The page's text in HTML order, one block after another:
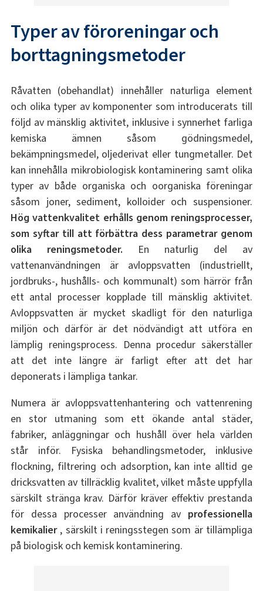
Typer av föroreningar och
borttagningsmetoder
Råvatten (obehandlat) innehåller naturliga element
och olika typer av komponenter som introducerats till
följd av mänsklig aktivitet, inklusive i synnerhet farliga
kemiska ämnen såsom gödningsmedel,
bekämpningsmedel, oljederivat eller tungmetaller. Det
kan innehålla mikrobiologisk kontaminering samt olika
typer av både organiska och oorganiska föreningar
såsom joner, sediment, kolloider och suspensioner.
Hög vattenkvalitet erhålls genom reningsprocesser,
som syftar till att förbättra dess parametrar genom
olika reningsmetoder. En naturlig del av
vattenanvändningen är avloppsvatten (industriellt,
jordbruks-, hushålls- och kommunalt) som härrör från
ett antal processer kopplade till mänsklig aktivitet.
Avloppsvatten är mycket skadligt för den naturliga
miljön och därför är det nödvändigt att utföra en
lämplig reningsprocess. Denna procedur säkerställer
att det inte längre är farligt efter att det har
deponerats i lämpliga tankar.
Numera är avloppsvattenhantering och vattenrening
en stor utmaning som ett ökande antal städer,
fabriker, anläggningar och hushåll över hela världen
står inför. Fysiska behandlingsmetoder, inklusive
flockning, filtrering och adsorption, kan inte alltid ge
dricksvatten av tillräcklig kvalitet, vilket måste uppfylla
särskilt stränga krav. Därför kräver effektiv prestanda
för dessa processer användning av professionella
kemikalier, särskilt i reningsstegen som är tillämpliga
på biologisk och kemisk kontaminering.